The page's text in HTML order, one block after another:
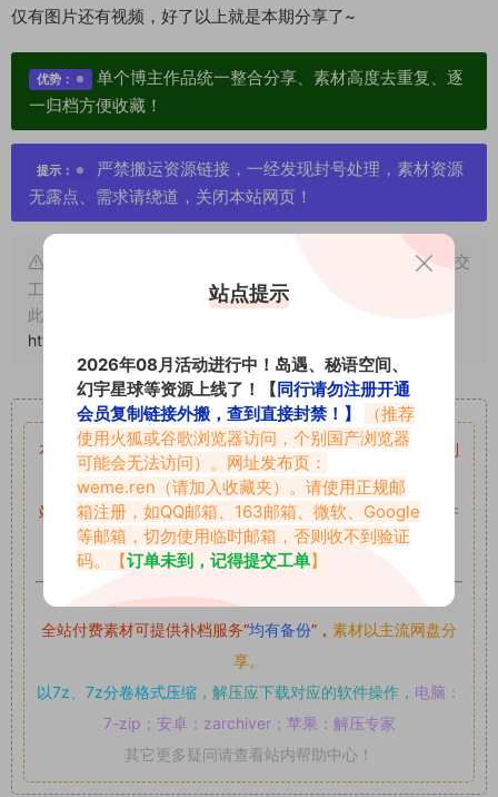
仅有图片还有视频，好了以上就是本期分享了~
优势：
单个博主作品统一整合分享、素材高度去重复、逐
一归档方便收藏！
提示：
严禁搬运资源链接，一经发现封号处理，素材资源
无露点、需求请绕道，关闭本站网页！
申明：本文资源均来源网友分享，若侵犯了您的权限可以提交
工单处理。
此外本文章皆属于原创文章，转载请注明出处！原文链接：
https://abcjyw.com/1436.html
重要声明
本站资源均来自网络分享，如有侵犯你的权益请私信留言
收到
留言后，我们会第一时间进行审核后删除。
站内资源为网友个人学习或测试研究使用，未经原版权作者许
可,禁止用于任何商业途径！请在下载24小时内删除！
全站付费素材可提供补档服务“均有备份”， 素材以主流网盘分
享。
以7z、7z分卷格式压缩， 解压应下载对应的软件操作， 电脑：
7-zip；安卓：zarchiver；苹果：解压专家
其它更多疑问请查看站内帮助中心！
站点提示
2026年08月活动进行中！岛遇、秘语空间、
幻宇星球等资源上线了！【同行请勿注册开通
会员复制链接外搬，查到直接封禁！】
（推荐
使用火狐或谷歌浏览器访问，个别国产浏览器
可能会无法访问）。网址发布页：
weme.ren （请加入收藏夹）。请使用正规邮
箱注册，如QQ邮箱、163邮箱、微软、Google
等邮箱，切勿使用临时邮箱，否则收不到验证
码。【订单未到，记得提交工单】